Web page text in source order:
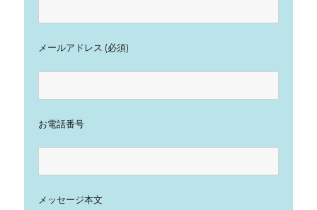
メールアドレス (必須)
お電話番号
メッセージ本文